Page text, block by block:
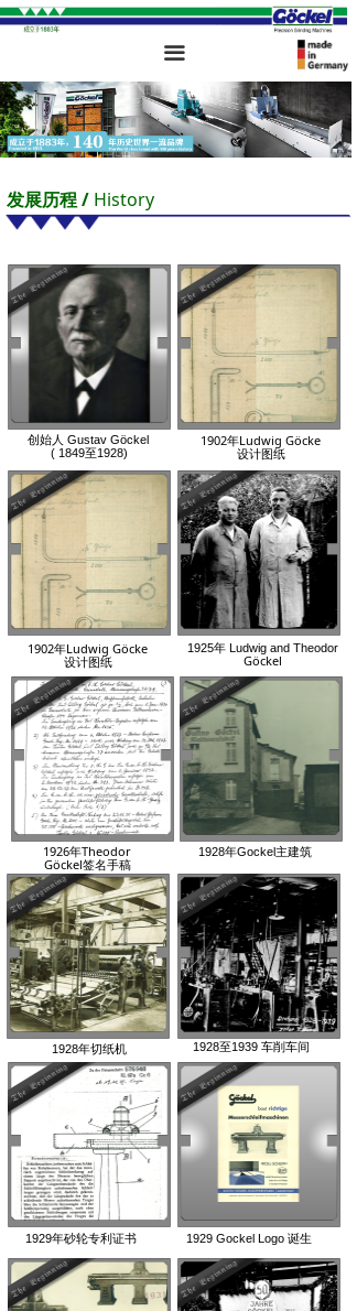
끀
发展历程 / History
1902年Ludwig Göcke
设计图纸
1925年 Ludwig and Theodor
Göckel
1926年Theodor
Göckel签名手稿
1928年切纸机
1902年Ludwig Göcke
设计图纸
创始人 Gustav Göckel
(1849至1928)
1928年Gockel主建筑
1929年砂轮专利证书 1929 Gockel Logo 诞生
1928至1939 车削车间